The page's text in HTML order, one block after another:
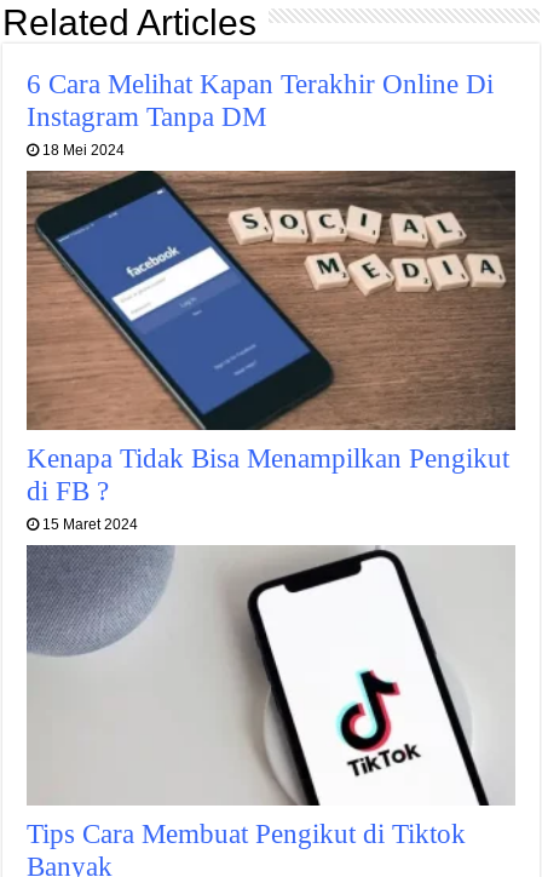
Related Articles
6 Cara Melihat Kapan Terakhir Online Di
Instagram Tanpa DM
18 Mei 2024
Kenapa Tidak Bisa Menampilkan Pengikut
di FB ?
15 Maret 2024
Tips Cara Membuat Pengikut di Tiktok
Banyak